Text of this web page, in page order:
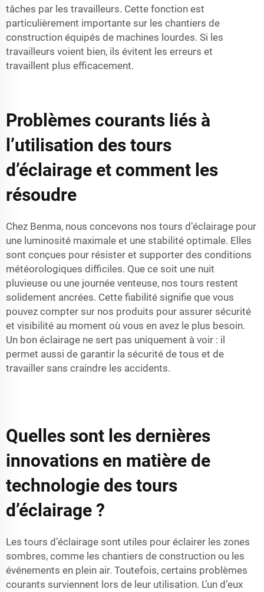
tâches par les travailleurs. Cette fonction est
particulièrement importante sur les chantiers de
construction équipés de machines lourdes. Si les
travailleurs voient bien, ils évitent les erreurs et
travaillent plus efficacement.
Problèmes courants liés à
l’utilisation des tours
d’éclairage et comment les
résoudre
Chez Benma, nous concevons nos tours d’éclairage pour
une luminosité maximale et une stabilité optimale. Elles
sont conçues pour résister et supporter des conditions
météorologiques difficiles. Que ce soit une nuit
pluvieuse ou une journée venteuse, nos tours restent
solidement ancrées. Cette fiabilité signifie que vous
pouvez compter sur nos produits pour assurer sécurité
et visibilité au moment où vous en avez le plus besoin.
Un bon éclairage ne sert pas uniquement à voir : il
permet aussi de garantir la sécurité de tous et de
travailler sans craindre les accidents.
Quelles sont les dernières
innovations en matière de
technologie des tours
d’éclairage ?
Les tours d’éclairage sont utiles pour éclairer les zones
sombres, comme les chantiers de construction ou les
événements en plein air. Toutefois, certains problèmes
courants surviennent lors de leur utilisation. L’un d’eux